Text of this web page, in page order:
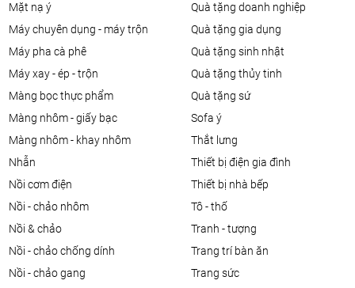
mặt nạ ý
máy chuyên dụng - máy trộn
máy pha cà phê
máy xay - ép - trộn
màng bọc thực phẩm
màng nhôm - giấy bạc
màng nhôm - khay nhôm
nhẫn
nồi cơm điện
nồi - chảo nhôm
nồi & chảo
nồi - chảo chống dính
nồi - chảo gang
quà tặng doanh nghiệp
quà tặng gia dụng
quà tặng sinh nhật
quà tặng thủy tinh
quà tặng sứ
sofa ý
thắt lưng
thiết bị điện gia đình
thiết bị nhà bếp
tô - thố
tranh - tượng
trang trí bàn ăn
trang sức